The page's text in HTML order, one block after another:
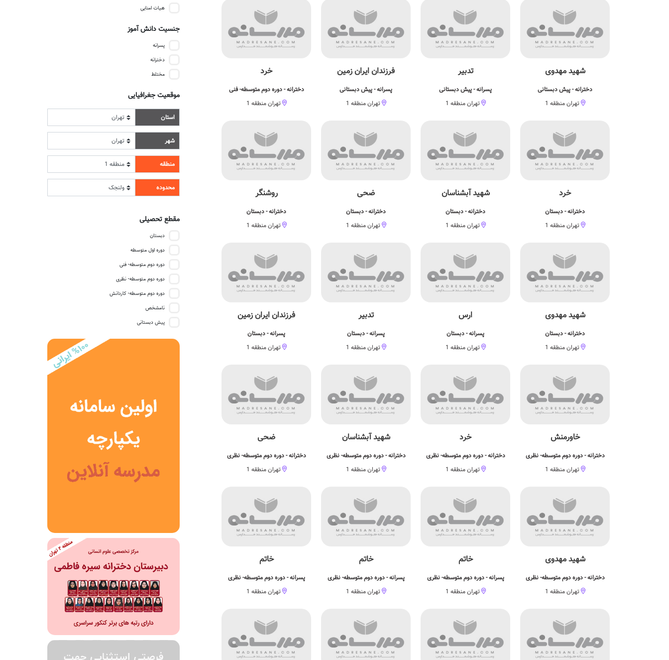
هیات امنایی
جنسیت دانش آموز
پسرانه
دخترانه
مختلط
موقعیت جغرافیایی
استان
شهر
منطقه
محدوده
مقطع تحصیلی
دبستان
دوره اول متوسطه
دوره دوم متوسطه- فنی
دوره دوم متوسطه- نظری
دوره دوم متوسطه- کاردانش
نامشخص
پیش دبستانی
شهید مهدوی
دخترانه - پیش دبستانی
تهران منطقه 1
تدبیر
پسرانه - پیش دبستانی
تهران منطقه 1
فرزندان ایران زمین
پسرانه - پیش دبستانی
تهران منطقه 1
خرد
دخترانه - دوره دوم متوسطه- فنی
تهران منطقه 1
خرد
دخترانه - دبستان
تهران منطقه 1
شهید آبشناسان
دخترانه - دبستان
تهران منطقه 1
ضحی
دخترانه - دبستان
تهران منطقه 1
روشنگر
دخترانه - دبستان
تهران منطقه 1
شهید مهدوی
دخترانه - دبستان
تهران منطقه 1
ارس
پسرانه - دبستان
تهران منطقه 1
تدبیر
پسرانه - دبستان
تهران منطقه 1
فرزندان ایران زمین
پسرانه - دبستان
تهران منطقه 1
خاورمنش
دخترانه - دوره دوم متوسطه- نظری
تهران منطقه 1
خرد
دخترانه - دوره دوم متوسطه- نظری
تهران منطقه 1
شهید آبشناسان
دخترانه - دوره دوم متوسطه- نظری
تهران منطقه 1
ضحی
دخترانه - دوره دوم متوسطه- نظری
تهران منطقه 1
شهید مهدوی
دخترانه - دوره دوم متوسطه- نظری
تهران منطقه 1
خاتم
پسرانه - دوره دوم متوسطه- نظری
تهران منطقه 1
خاتم
پسرانه - دوره دوم متوسطه- نظری
تهران منطقه 1
خاتم
پسرانه - دوره دوم متوسطه- نظری
تهران منطقه 1